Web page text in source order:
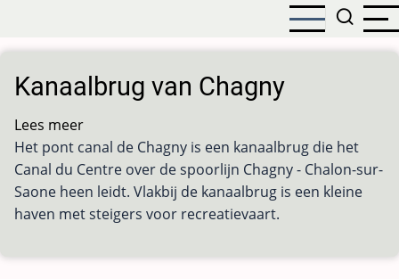
naar
de
inhoud
gaan
Kanaalbrug van Chagny
Lees meer
Kanaalbrug
van
Chagny
Het pont canal de Chagny is een kanaalbrug die het
Canal du Centre over de spoorlijn Chagny - Chalon-sur-
Saone heen leidt. Vlakbij de kanaalbrug is een kleine
haven met steigers voor recreatievaart.